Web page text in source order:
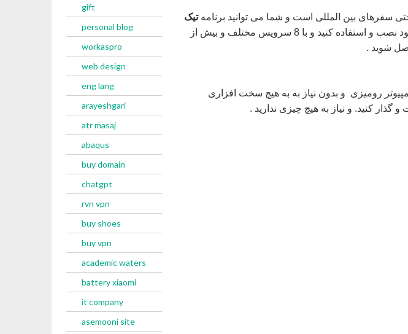
gift
personal blog
workaspro
web design
eng lang
arayeshgari
atr masaj
abaqus
buy domain
chatgpt
rvn vpn
buy shoes
buy vpn
academic waters
battery xiaomi
it company
asemooni site
an
external
site.
سفرهای بین المللی است و شما می توانید برنامهتیک
را بر روی هر یک از دستگاه های اندرویدی و ویدوزی خود نصب و استفاده کنید و با 8 سرویس مختلف و بیش از
رومیزی و بدون نیاز به به هیچ سخت افزاری
کنید. و نیاز به هیچ چیزی ندارید .